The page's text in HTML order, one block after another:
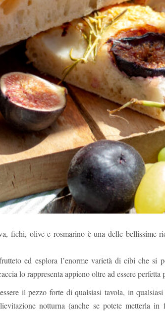
fichi, olive e rosmarino è una delle bellissime
ed esplora l’enorme varietà di cibi che si
lo rappresenta appieno oltre ad essere perfetta
il pezzo forte di qualsiasi tavola, in
notturna (anche se potete metterla